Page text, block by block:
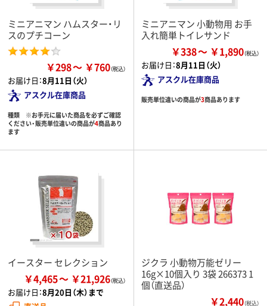
ミニアニマン ハムスター・リ
スのプチコーン
￥298 ￥760
お届け日：8月11日（火）
アスクル在庫商品
種類 ※お手元に届いた商品を必ずご確認
ください・販売単位違いの商品が4商品あり
ます
ミニアニマン 小動物用 お手
入れ簡単トイレサンド
￥338 ￥1,890
お届け日：8月11日（火）
アスクル在庫商品
販売単位違いの商品が3商品あります
イースター セレクション
￥4,465 ￥21,926
お届け日：8月20日（木）まで
ジクラ 小動物万能ゼリー
16g×10個入り 3袋 266373 1
個（直送品）
￥2,440（税込）